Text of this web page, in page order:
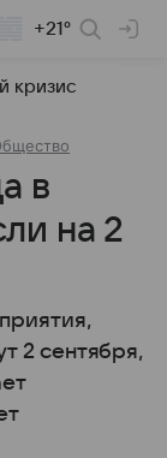
+21°
кризис
в
на 2
2 сентября,